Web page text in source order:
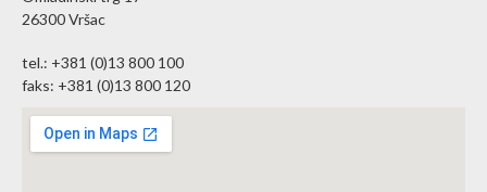
26300 Vršac
tel.: +381 (0)13 800 100
faks: +381 (0)13 800 120